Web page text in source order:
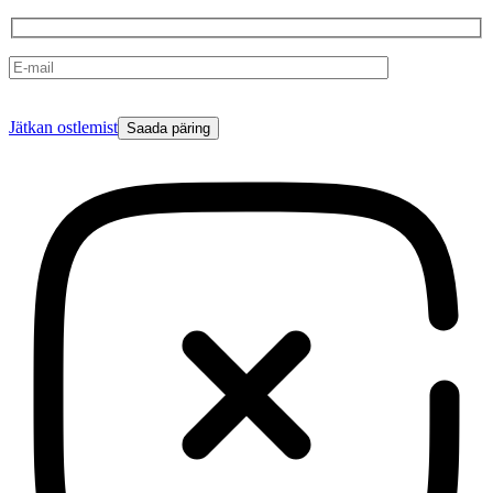
leave
Jätkan ostlemist